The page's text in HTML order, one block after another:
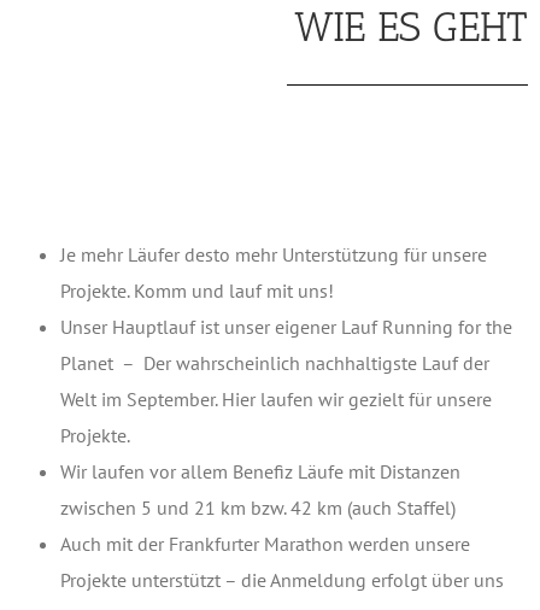
WIE ES GEHT
Je mehr Läufer desto mehr Unterstützung für unsere
Projekte. Komm und lauf mit uns!
Unser Hauptlauf ist unser eigener Lauf Running for the
Planet – Der wahrscheinlich nachhaltigste Lauf der
Welt im September. Hier laufen wir gezielt für unsere
Projekte.
Wir laufen vor allem Benefiz Läufe mit Distanzen
zwischen 5 und 21 km bzw. 42 km (auch Staffel)
Auch mit der Frankfurter Marathon werden unsere
Projekte unterstützt – die Anmeldung erfolgt über uns